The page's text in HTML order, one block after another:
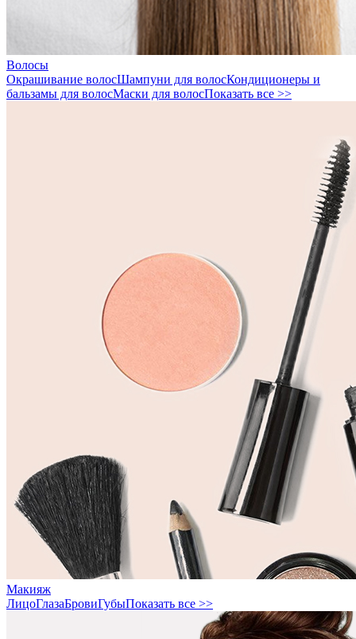
Волосы
Окрашивание волосШампуни для волосКондиционеры и
бальзамы для волосМаски для волосПоказать все >>
Макияж
ЛицоГлазаБровиГубыПоказать все >>